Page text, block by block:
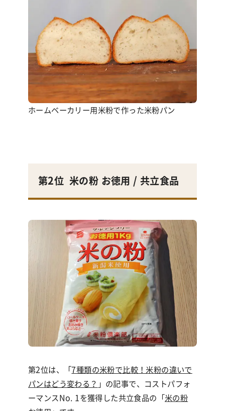
ホームベーカリー用米粉で作った米粉パン
第2位 米の粉 お徳用 / 共立食品
第2位は、 「7種類の米粉で比較！米粉の違いで
パンはどう変わる？ 」 の記事で、コストパフォ
ーマンスNo . 1 を獲得した共立食品の「 米の粉